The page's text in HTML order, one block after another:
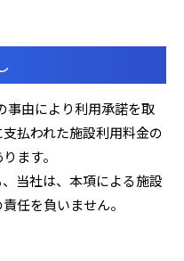
10）の事由により利用承諾を取
払われた施設利用料金の
ます。
当社は、本項による施設
任を負いません。